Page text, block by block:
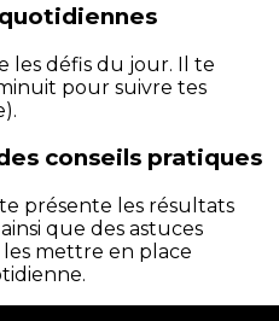
les défis du jour. Il te
pour suivre tes
conseils pratiques
présente les résultats
que des astuces
mettre en place